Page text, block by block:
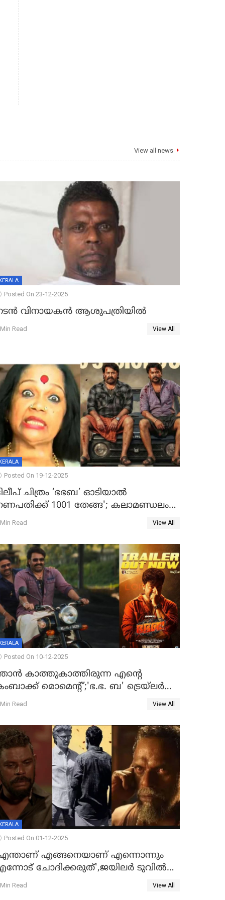
View all news
Posted On 23-12-2025
വിനായകൻ ആശുപത്രിയിൽ
Read View All
Posted On 19-12-2025
ചിത്രം ‘ഭഭബ’ ഓടിയാൽ
1001 തേങ്ങ'; കലാമണ്ഡലം
Read View All
Posted On 10-12-2025
കാത്തുകാത്തിരുന്ന എന്റെ
മൊമെന്റ്';'ഭ.ഭ. ബ' ട്രെയ്ലര്‍
Read View All
Posted On 01-12-2025
എങ്ങനെയാണ് എന്നൊന്നും
ചോദിക്കരുത്',ജയിലര്‍ ടുവില്‍
വിനായകൻ
Read View All